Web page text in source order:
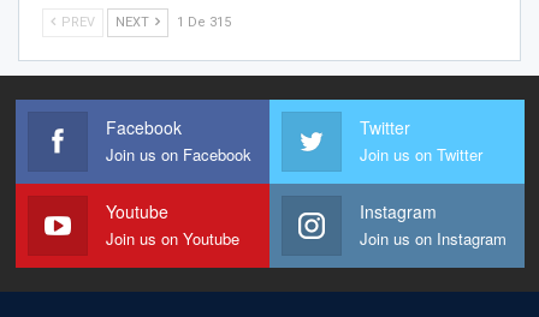
PREV NEXT 1 De 315
Facebook
Join us on Facebook
Twitter
Join us on Twitter
Youtube
Join us on Youtube
Instagram
Join us on Instagram